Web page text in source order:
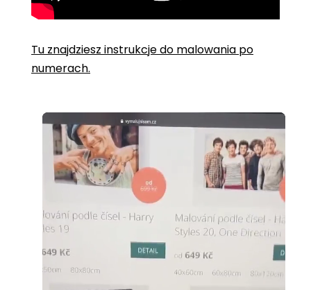
Tu znajdziesz instrukcje do malowania po
numerach.